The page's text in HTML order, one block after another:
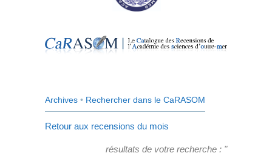
Archives • Rechercher dans le CaRASOM
Retour aux recensions du mois
résultats de votre recherche : "